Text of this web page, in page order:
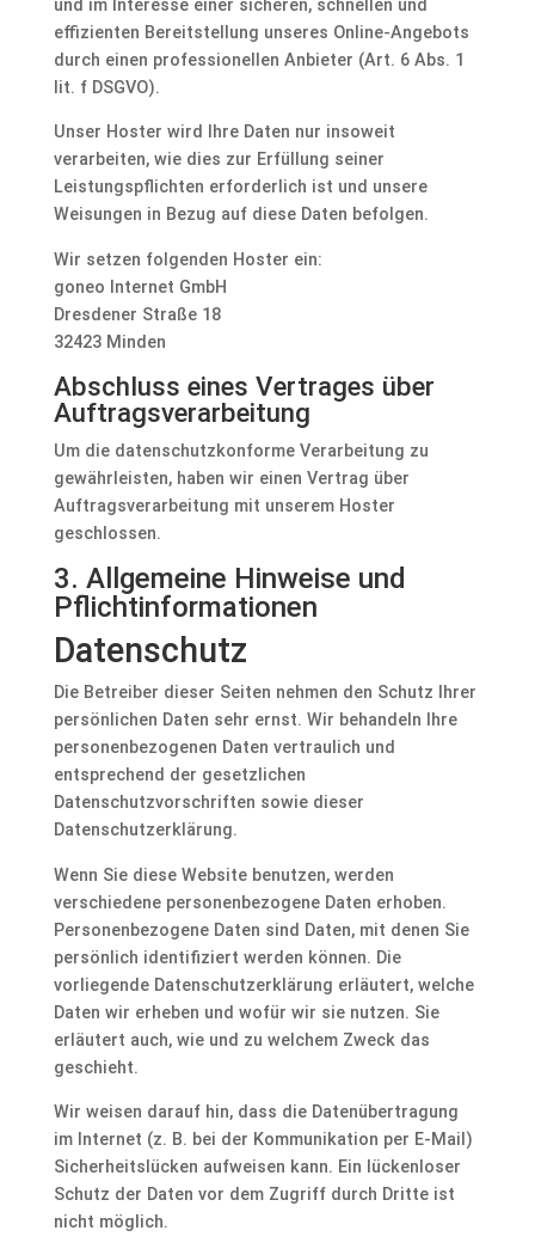
und im Interesse einer sicheren, schnellen und
effizienten Bereitstellung unseres Online-Angebots
durch einen professionellen Anbieter (Art. 6 Abs. 1
lit. f DSGVO).
Unser Hoster wird Ihre Daten nur insoweit
verarbeiten, wie dies zur Erfüllung seiner
Leistungspflichten erforderlich ist und unsere
Weisungen in Bezug auf diese Daten befolgen.
Wir setzen folgenden Hoster ein:
goneo Internet GmbH
Dresdener Straße 18
32423 Minden
Abschluss eines Vertrages über
Auftragsverarbeitung
Um die datenschutzkonforme Verarbeitung zu
gewährleisten, haben wir einen Vertrag über
Auftragsverarbeitung mit unserem Hoster
geschlossen.
3. Allgemeine Hinweise und
Pflicht­informationen
Datenschutz
Die Betreiber dieser Seiten nehmen den Schutz Ihrer
persönlichen Daten sehr ernst. Wir behandeln Ihre
personenbezogenen Daten vertraulich und
entsprechend der gesetzlichen
Datenschutzvorschriften sowie dieser
Datenschutzerklärung.
Wenn Sie diese Website benutzen, werden
verschiedene personenbezogene Daten erhoben.
Personenbezogene Daten sind Daten, mit denen Sie
persönlich identifiziert werden können. Die
vorliegende Datenschutzerklärung erläutert, welche
Daten wir erheben und wofür wir sie nutzen. Sie
erläutert auch, wie und zu welchem Zweck das
geschieht.
Wir weisen darauf hin, dass die Datenübertragung
im Internet (z. B. bei der Kommunikation per E-Mail)
Sicherheitslücken aufweisen kann. Ein lückenloser
Schutz der Daten vor dem Zugriff durch Dritte ist
nicht möglich.